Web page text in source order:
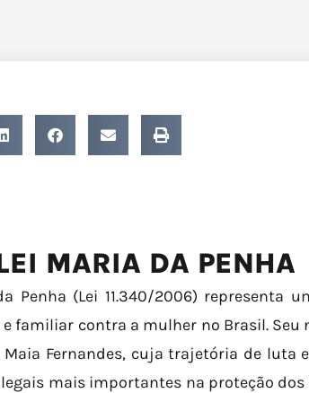
MARIA DA PENHA
Penha (Lei 11.340/2006) representa
familiar contra a mulher no Brasil. Seu
Fernandes, cuja trajetória de luta
mais importantes na proteção